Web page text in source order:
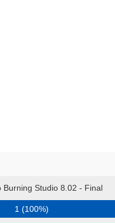
Burning Studio 8.02 - Final
1 (100%)